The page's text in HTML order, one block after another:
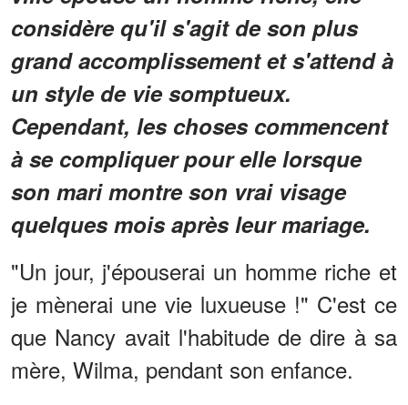
considère qu'il s'agit de son plus
grand accomplissement et s'attend à
un style de vie somptueux.
Cependant, les choses commencent
à se compliquer pour elle lorsque
son mari montre son vrai visage
quelques mois après leur mariage.
"Un jour, j'épouserai un homme riche et
je mènerai une vie luxueuse !" C'est ce
que Nancy avait l'habitude de dire à sa
mère, Wilma, pendant son enfance.